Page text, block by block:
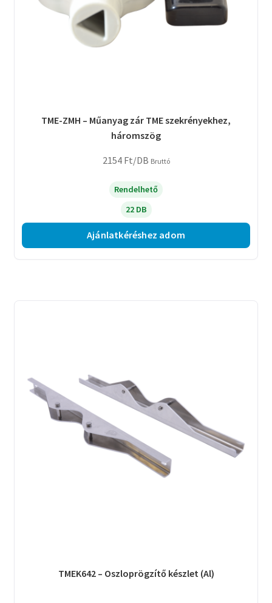
TME-ZMH – Műanyag zár TME szekrényekhez,
háromszög
2154 Ft/DB Bruttó
Rendelhető
22 DB
Ajánlatkéréshez adom
TMEK642 – Oszloprögzítő készlet (Al)